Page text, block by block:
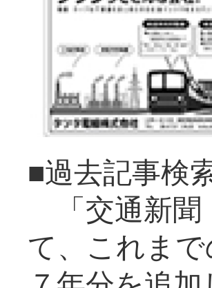
■過去記事検
「交通新
て、これま